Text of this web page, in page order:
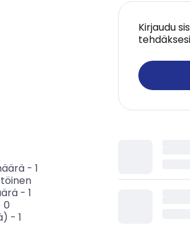
Kirjaudu
- 1
- 1
0
- 1